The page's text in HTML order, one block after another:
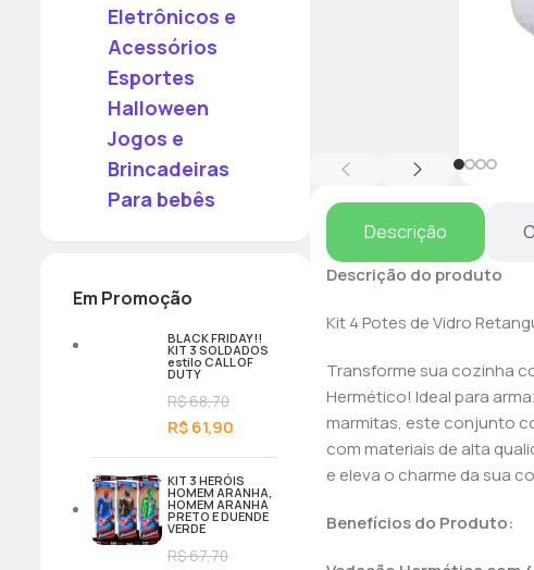
Eletrônicos e
Acessórios
Esportes
Halloween
Jogos e
Brincadeiras
Para bebês
Em Promoção
BLACK FRIDAY!!
KIT 3 SOLDADOS
estilo CALL OF
DUTY
R$68,70
R$61,90
KIT 3 HERÓIS
HOMEM ARANHA,
HOMEM ARANHA
PRETO E DUENDE
VERDE
R$67,70
Descrição
Descrição do produto
Kit 4 Potes de Vidro
Transforme sua cozinha
Hermético! Ideal para
marmitas, este conjunto
com materiais de alta
e eleva o charme da sua
Benefícios do Produto: